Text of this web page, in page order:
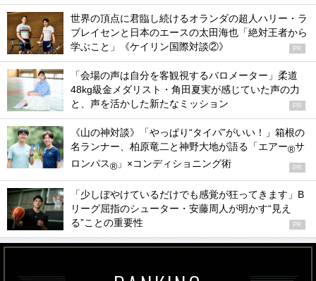
学ぶこと」《ケイリン国際対談②》
「会場の声は自分を客観視するバロメーター」柔道
48kg級金メダリスト・角田夏実が感じていた声の力
と、声を活かした新たなミッション
《山の神対談》「やっぱり“タイパ”がいい！」箱根の
名ランナー、柏原竜二と神野大地が語る「エアー
®サ
® PR
「少しぼやけているだけでも感覚が狂ってきます」B
リーグ屈指のシューター・安藤周人が明かす“見え
る”ことの重要性
RANKING